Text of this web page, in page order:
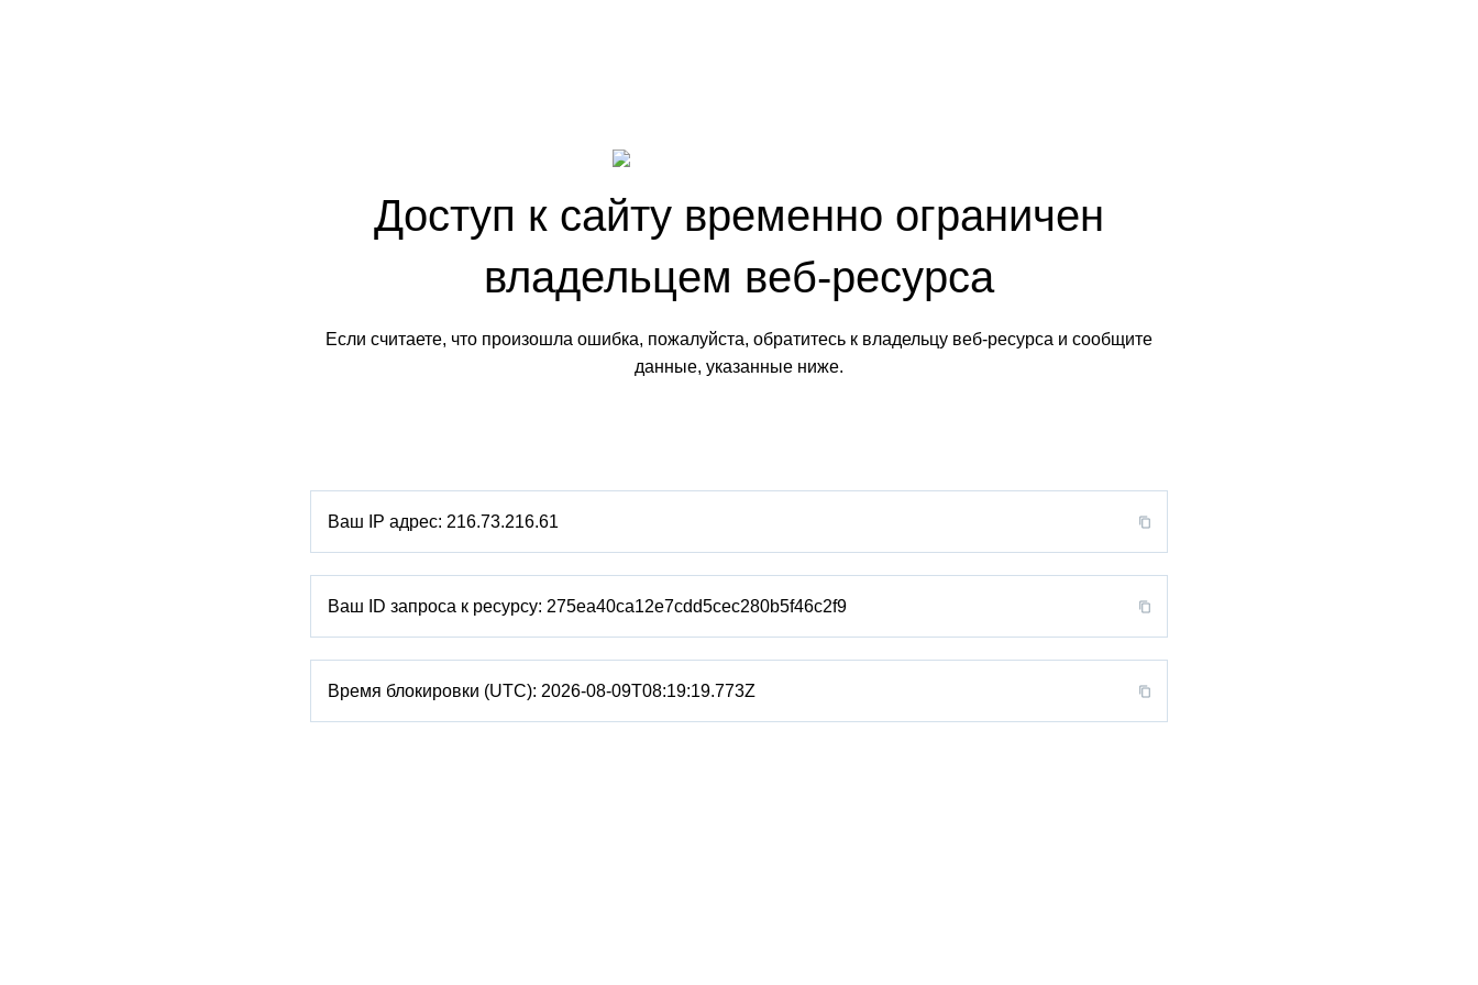
Доступ к сайту временно ограничен
владельцем веб-ресурса
Если считаете, что произошла ошибка, пожалуйста, обратитесь к владельцу веб-ресурса и сообщите
данные, указанные ниже.
Ваш IP адрес: 216.73.216.61
Ваш ID запроса к ресурсу: 275ea40ca12e7cdd5cec280b5f46c2f9
Время блокировки (UTC): 2026-08-09T08:19:19.773Z